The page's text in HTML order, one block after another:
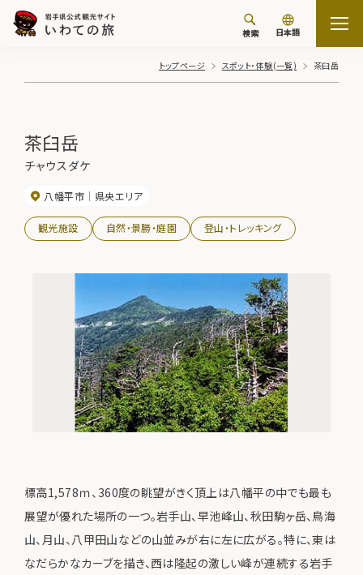
検索 日本語
トップページ スポット・体験(一覧) 茶臼岳
茶臼岳
チャウスダケ
八幡平市 県央エリア
観光施設 自然・景勝・庭園 登山・トレッキング
標高1,578ｍ、360度の眺望がきく頂上は八幡平の中でも最も
展望が優れた場所の一つ。岩手山、早池峰山、秋田駒ヶ岳、鳥海
山、月山、八甲田山などの山並みが右に左に広がる。特に、東は
なだらかなカーブを描き、西は隆起の激しい峰が連続する岩手